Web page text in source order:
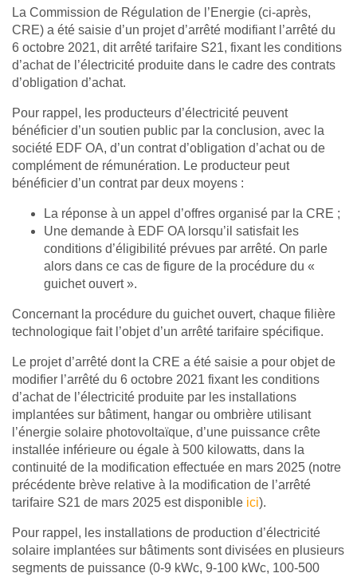
La Commission de Régulation de l’Energie (ci-après,
CRE) a été saisie d’un projet d’arrêté modifiant l’arrêté du
6 octobre 2021, dit arrêté tarifaire S21, fixant les conditions
d’achat de l’électricité produite dans le cadre des contrats
d’obligation d’achat.
Pour rappel, les producteurs d’électricité peuvent
bénéficier d’un soutien public par la conclusion, avec la
société EDF OA, d’un contrat d’obligation d’achat ou de
complément de rémunération. Le producteur peut
bénéficier d’un contrat par deux moyens :
La réponse à un appel d’offres organisé par la CRE ;
Une demande à EDF OA lorsqu’il satisfait les
conditions d’éligibilité prévues par arrêté. On parle
alors dans ce cas de figure de la procédure du «
guichet ouvert ».
Concernant la procédure du guichet ouvert, chaque filière
technologique fait l’objet d’un arrêté tarifaire spécifique.
Le projet d’arrêté dont la CRE a été saisie a pour objet de
modifier l’arrêté du 6 octobre 2021 fixant les conditions
d’achat de l’électricité produite par les installations
implantées sur bâtiment, hangar ou ombrière utilisant
l’énergie solaire photovoltaïque, d’une puissance crête
installée inférieure ou égale à 500 kilowatts, dans la
continuité de la modification effectuée en mars 2025 (notre
précédente brève relative à la modification de l’arrêté
tarifaire S21 de mars 2025 est disponible ici).
Pour rappel, les installations de production d’électricité
solaire implantées sur bâtiments sont divisées en plusieurs
segments de puissance (0-9 kWc, 9-100 kWc, 100-500